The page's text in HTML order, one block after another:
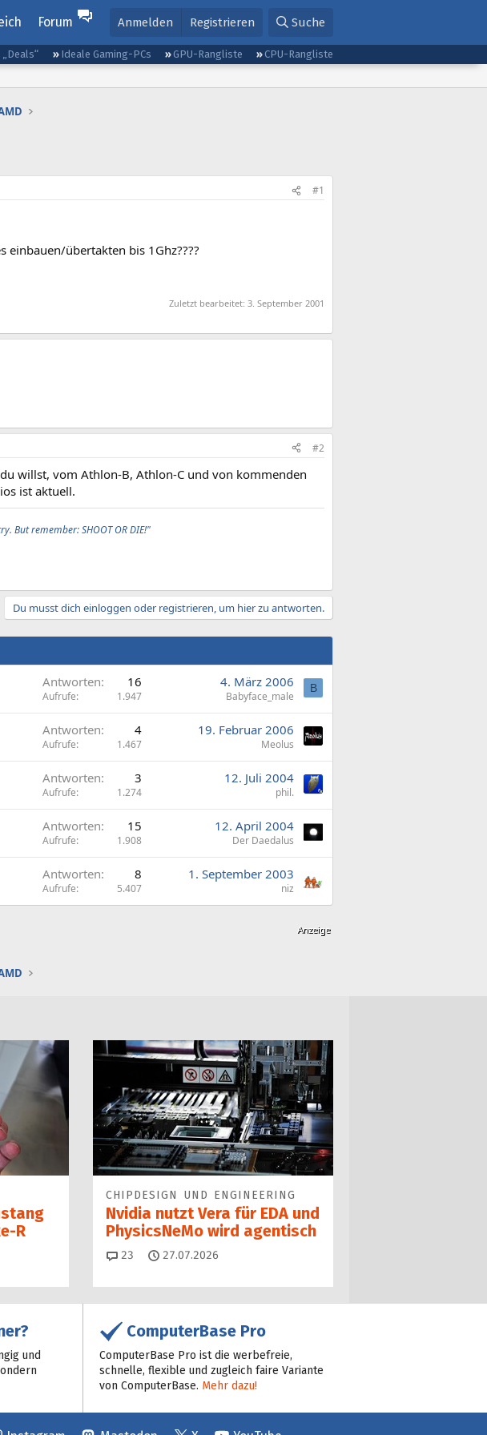
Forum Anmelden Registrieren Suche
Ideale Gaming-PCs GPU-Rangliste
CPU-Rangliste
#1
einbauen/übertakten bis 1Ghz????
Zuletzt bearbeitet: 3. September 2001
#2
willst, vom Athlon-B, Athlon-C und von kommenden
ist aktuell.
But remember: SHOOT OR DIE!"
Du musst dich einloggen oder registrieren, um hier zu antworten.
Antworten 16
Aufrufe 1.947
4. März 2006
Babyface_male
B
Antworten 4
Aufrufe 1.467
19. Februar 2006
Meolus
Antworten 3
Aufrufe 1.274
12. Juli 2004
phil.
Antworten 15
Aufrufe 1.908
12. April 2004
Der Daedalus
Antworten 8
Aufrufe 5.407
1. September 2003
niz
R
CHIPDESIGN UND ENGINEERING
Nvidia nutzt Vera für EDA und
PhysicsNeMo wird agentisch
23 Kommentare
27.07.2026
und
ComputerBase Pro
ComputerBase Pro ist die werbefreie,
schnelle, flexible und zugleich faire Variante
von ComputerBase. Mehr dazu!